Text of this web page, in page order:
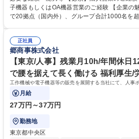
「柔軟な発想と迅速な行動」の基に発展する情
で、専門知識と技術力を活かして新たな付加価
動といった新たなニーズへの開発提案を行っています。 募集
法人営業】年休126日/平均残業月15H/大手メー
子機器もしくはOA機器営業のご経験 【企業の魅力】当社グループは全体
で20拠点（国内外）、グループ合計1000名を
のプロセスに対応しています。お客様の「こん
に」を叶える事が当社の仕事です。 主要取引先
パナソニック株式会社 等 学歴・資格 学歴：大学院 大学 高専 短大 専修学
校 高校 語学力： 資格：第一種運転免許普通自
正社員
郷商事株式会社
【東京/人事】残業月10h/年間休日
で腰を据えて長く働ける 福利厚生/
工作機械や電子機器等の販売を展開する当社にて、人事
月給
27万円～37万円
勤務地
東京都中央区